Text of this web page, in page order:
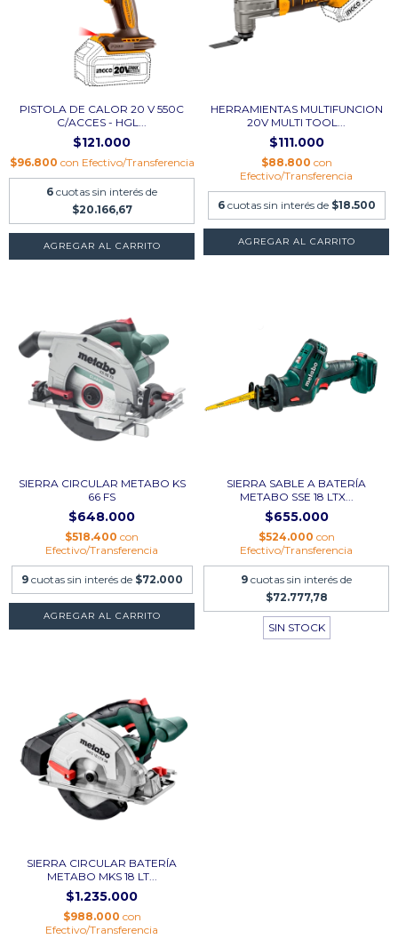
PISTOLA DE CALOR 20 V 550C
C/ACCES - HGL...
$121.000
$96.800 con Efectivo/Transferencia
6 cuotas sin interés de
$20.166,67
HERRAMIENTAS MULTIFUNCION
20V MULTI TOOL...
$111.000
$88.800 con
Efectivo/Transferencia
6 cuotas sin interés de $18.500
SIERRA CIRCULAR METABO KS
66 FS
$648.000
$518.400 con
Efectivo/Transferencia
9 cuotas sin interés de $72.000
SIERRA SABLE A BATERÍA
METABO SSE 18 LTX...
$655.000
$524.000 con
Efectivo/Transferencia
9 cuotas sin interés de
$72.777,78
SIN STOCK
SIERRA CIRCULAR BATERÍA
METABO MKS 18 LT...
$1.235.000
$988.000 con
Efectivo/Transferencia